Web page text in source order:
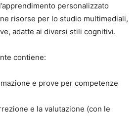
personalizzato
risorse per lo studio multimediali,
adatte ai diversi stili cognitivi.
contiene:
e prove per competenze
e la valutazione (con le